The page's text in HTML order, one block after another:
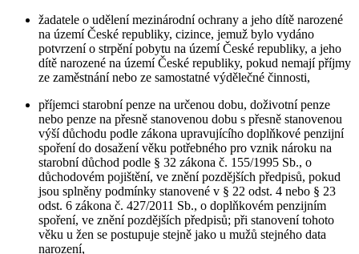
žadatele o udělení mezinárodní ochrany a jeho dítě narozené
na území České republiky, cizince, jemuž bylo vydáno
potvrzení o strpění pobytu na území České republiky, a jeho
dítě narozené na území České republiky, pokud nemají příjmy
ze zaměstnání nebo ze samostatné výdělečné činnosti,
příjemci starobní penze na určenou dobu, doživotní penze
nebo penze na přesně stanovenou dobu s přesně stanovenou
výší důchodu podle zákona upravujícího doplňkové penzijní
spoření do dosažení věku potřebného pro vznik nároku na
starobní důchod podle § 32 zákona č. 155/1995 Sb., o
důchodovém pojištění, ve znění pozdějších předpisů, pokud
jsou splněny podmínky stanovené v § 22 odst. 4 nebo § 23
odst. 6 zákona č. 427/2011 Sb., o doplňkovém penzijním
spoření, ve znění pozdějších předpisů; při stanovení tohoto
věku u žen se postupuje stejně jako u mužů stejného data
narození,